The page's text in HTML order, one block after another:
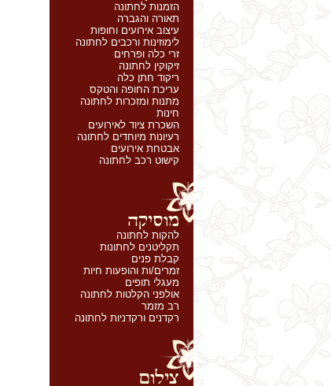
הזמנות לחתונה
תאורה והגברה
עיצוב אירועים וחופות
לימוזינות ורכבים לחתונה
זרי כלה ופרחים
זיקוקין לחתונה
ריקוד חתן כלה
עריכת החופה והטקס
מתנות ומזכרות לחתונה
חינות
השכרת ציוד לאירועים
רעיונות מיוחדים לחתונה
אבטחת אירועים
קישוט רכב לחתונה
להקות לחתונה
תקליטנים לחתונות
קבלת פנים
זמרים/ות והופעות חיות
מעגלי תופים
אולפני הקלטות לחתונה
רב מזמר
רקדנים ורקדניות לחתונה